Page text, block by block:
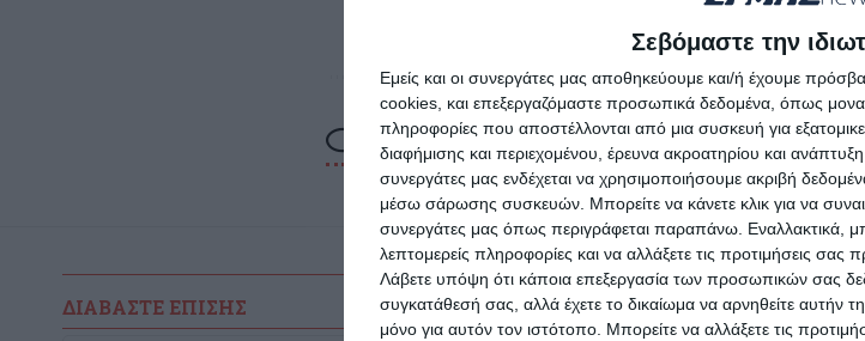
Σεβόμαστε την
Εμείς και οι συνεργάτες μας αποθηκεύουμε και/ή έχουμε
cookies, και επεξεργαζόμαστε προσωπικά δεδομένα, όπως
πληροφορίες που αποστέλλονται από μια συσκευή για
διαφήμισης και περιεχομένου, έρευνα ακροατηρίου και
συνεργάτες μας ενδέχεται να χρησιμοποιήσουμε ακριβή
μέσω σάρωσης συσκευών. Μπορείτε να κάνετε κλικ για να
συνεργάτες μας όπως περιγράφεται παραπάνω. Εναλλακτικά,
λεπτομερείς πληροφορίες και να αλλάξετε τις προτιμήσεις σας
Λάβετε υπόψη ότι κάποια επεξεργασία των προσωπικών σας
συγκατάθεσή σας, αλλά έχετε το δικαίωμα να αρνηθείτε αυτήν
μόνο για αυτόν τον ιστότοπο. Μπορείτε να αλλάξετε τις
όπως η επικοινωνία, η πειθαρχία και
ΔΙΑΒΆΣΤΕ ΕΠΊΣΗΣ